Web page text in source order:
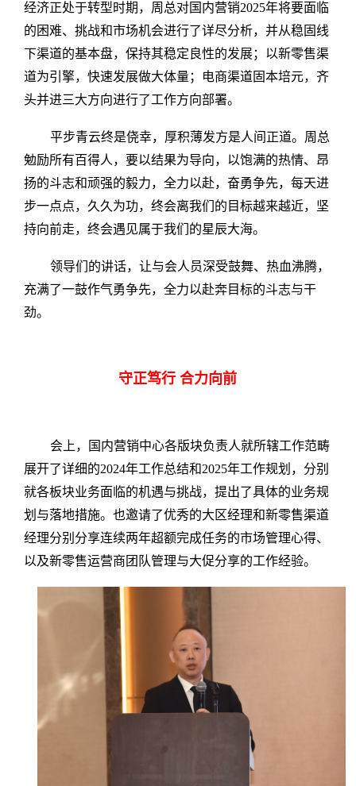
经济正处于转型时期，周总对国内营销2025年将要面临
的困难、挑战和市场机会进行了详尽分析，并从稳固线
下渠道的基本盘，保持其稳定良性的发展；以新零售渠
道为引擎，快速发展做大体量；电商渠道固本培元，齐
头并进三大方向进行了工作方向部署。
平步青云终是侥幸，厚积薄发方是人间正道。周总
勉励所有百得人，要以结果为导向，以饱满的热情、昂
扬的斗志和顽强的毅力，全力以赴，奋勇争先，每天进
步一点点，久久为功，终会离我们的目标越来越近，坚
持向前走，终会遇见属于我们的星辰大海。
领导们的讲话，让与会人员深受鼓舞、热血沸腾，
充满了一鼓作气勇争先，全力以赴奔目标的斗志与干
劲。
守正笃行 合力向前
会上，国内营销中心各版块负责人就所辖工作范畴
展开了详细的2024年工作总结和2025年工作规划，分别
就各板块业务面临的机遇与挑战，提出了具体的业务规
划与落地措施。也邀请了优秀的大区经理和新零售渠道
经理分别分享连续两年超额完成任务的市场管理心得、
以及新零售运营商团队管理与大促分享的工作经验。